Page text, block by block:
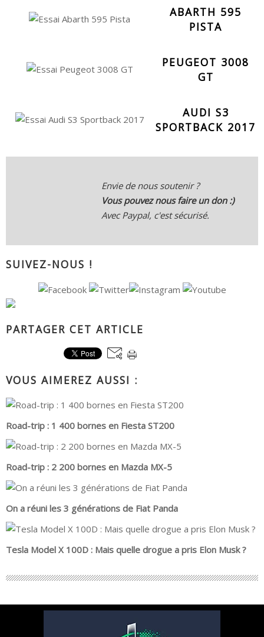
ABARTH 595
PISTA
PEUGEOT 3008
GT
AUDI S3
SPORTBACK 2017
Envie de nous soutenir ?
Vous pouvez nous faire un don :)
Avec Paypal, c'est sécurisé.
SUIVEZ-NOUS !
PARTAGER CET ARTICLE
VOUS AIMEREZ AUSSI :
Road-trip : 1 400 bornes en Fiesta ST200
Road-trip : 2 200 bornes en Mazda MX-5
On a réuni les 3 générations de Fiat Panda
Tesla Model X 100D : Mais quelle drogue a pris Elon Musk ?